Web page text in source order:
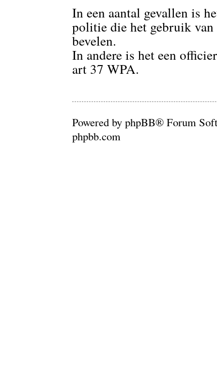
In een aantal gevallen is
politie die het gebruik
bevelen.
In andere is het een
art 37 WPA.
Powered by phpBB® Forum
phpbb.com